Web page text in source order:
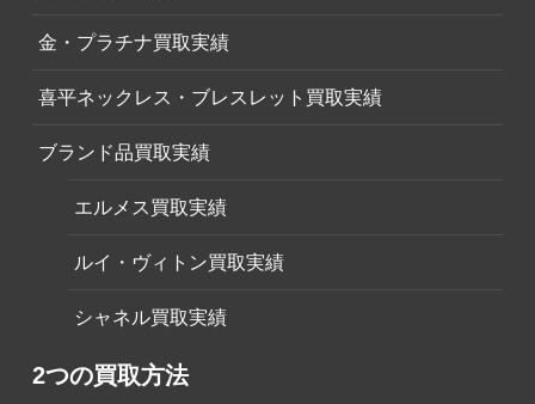
金・プラチナ買取実績
喜平ネックレス・ブレスレット買取実績
ブランド品買取実績
エルメス買取実績
ルイ・ヴィトン買取実績
シャネル買取実績
2つの買取方法